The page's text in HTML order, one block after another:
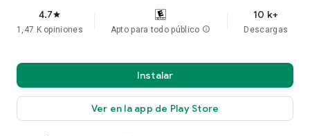
4.7star
1,47 K opiniones Apto para todo público info
10 k+
Descargas
Instalar
Ver en la app de Play Store